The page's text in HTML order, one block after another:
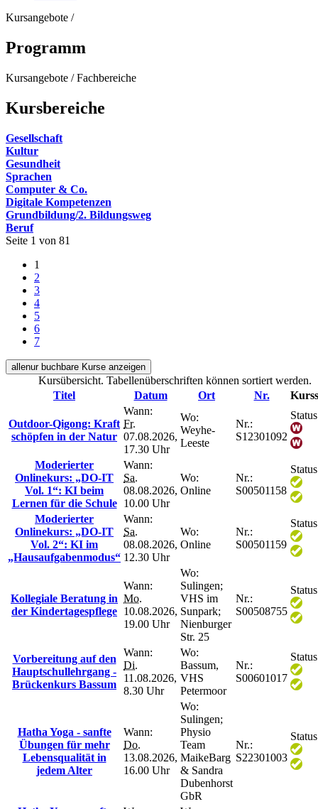
Kursangebote /
Programm
Kursangebote /Fachbereiche
Kursbereiche
Gesellschaft
Kultur
Gesundheit
Sprachen
Computer & Co.
Digitale Kompetenzen
Grundbildung/2. Bildungsweg
Beruf
Seite 1 von 81
1
2
3
4
5
6
7
allenur buchbare Kurse anzeigen
Kursübersicht. Tabellenüberschriften können sortiert werden.
Titel
Datum Ort Nr.
Outdoor-Qigong: Kraft
schöpfen in der Natur
Wann:
Fr.
07.08.2026,
17.30 Uhr
Wo:
Weyhe-
Leeste
Nr.:
S12301092
Moderierter
Onlinekurs: „DO-IT
Vol. 1“: KI beim
Lernen für die Schule
Wann:
Sa.
08.08.2026,
10.00 Uhr
Wo:
Online
Nr.:
S00501158
Moderierter
Onlinekurs: „DO-IT
Vol. 2“: KI im
„Hausaufgabenmodus“
Wann:
Sa.
08.08.2026,
12.30 Uhr
Wo:
Online
Nr.:
S00501159
Kollegiale Beratung in
der Kindertagespflege
Wann:
Mo.
10.08.2026,
19.00 Uhr
Wo:
Sulingen;
VHS im
Sunpark;
Nienburger
Str. 25
Nr.:
S00508755
Vorbereitung auf den
Hauptschullehrgang -
Brückenkurs Bassum
Wann:
Di.
11.08.2026,
8.30 Uhr
Wo:
Bassum,
VHS
Petermoor
Nr.:
S00601017
Hatha Yoga - sanfte
Übungen für mehr
Lebensqualität in
jedem Alter
Wann:
Do.
13.08.2026,
16.00 Uhr
Wo:
Sulingen;
Physio
Team
MaikeBarg
& Sandra
Dubenhorst
GbR
Nr.:
S22301003